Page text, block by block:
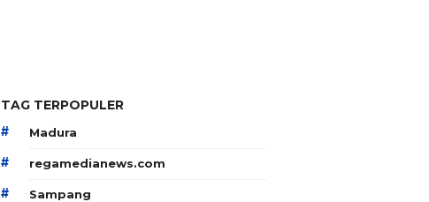
TAG TERPOPULER
# Madura
# regamedianews.com
# Sampang